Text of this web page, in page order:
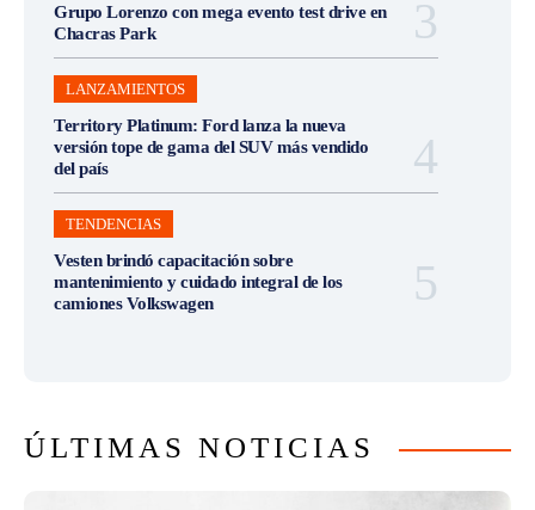
Grupo Lorenzo con mega evento test drive en
Chacras Park
LANZAMIENTOS
Territory Platinum: Ford lanza la nueva
versión tope de gama del SUV más vendido
del país
TENDENCIAS
Vesten brindó capacitación sobre
mantenimiento y cuidado integral de los
camiones Volkswagen
ÚLTIMAS NOTICIAS